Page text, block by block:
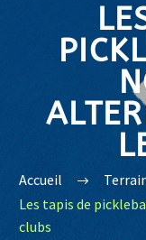
Accueil
Les tapis de
clubs